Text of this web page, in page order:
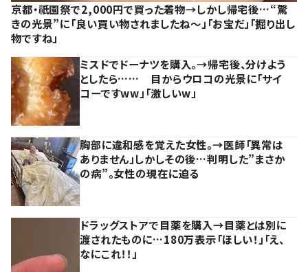
京都・祇園祭で2,000円で買った着物→しかし帰宅後…“驚
きの光景”に「良い買い物されましたね～」「お宝だ」「掘り出し
物ですね」
ミスドでドーナツを購入。→帰宅後、分けよう
としたら…… 目からウロコの光景に「サイ
コーですww」「激しいw」
胸部に違和感を覚えた女性。→医師「異常は
ありません」しかしその後…判明した”まさか
の病”。女性の現在に迫る
ドラッグストアで目薬を購入→目薬とは別に
渡されたものに…180万表示「ほしい！」「え、
なにこれ！！」